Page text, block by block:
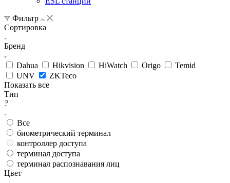
Фильтр
Сортировка
Бренд
Dahua Hikvision HiWatch Origo
Temid
UNV
ZKTeco
Показать все
Тип
?
Все
биометрический терминал
контроллер доступа
терминал доступа
терминал распознавания лиц
Цвет